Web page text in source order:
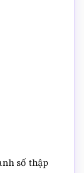
số thập